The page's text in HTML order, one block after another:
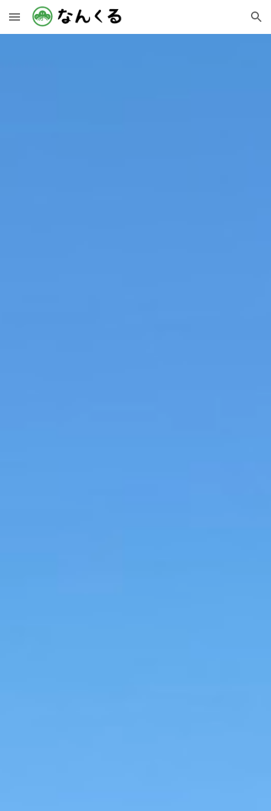
Skip to main content Skip to navigation